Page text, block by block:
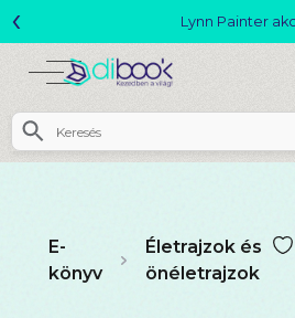
Megjelent! L. J. Shen: Legvadabb
‹
E-
könyv
Életrajzok és
önéletrajzok